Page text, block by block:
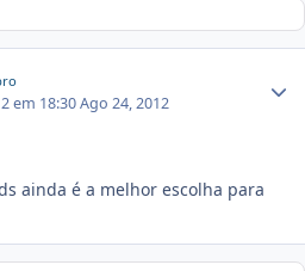
em 18:30Ago 24, 2012
ainda é a melhor escolha para